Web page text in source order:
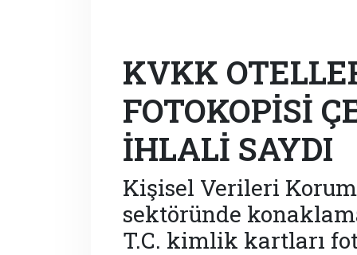
KVKK
FOTOKOPİSİ
İHLALİ SAYDI
Kişisel Verileri
sektöründe
T.C. kimlik kartları